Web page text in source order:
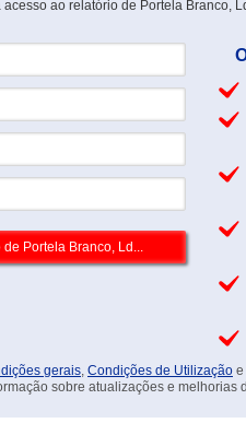
acesso ao relatório de Portela Branco,
gerais, Condições de Utilização e
sobre atualizações e melhorias